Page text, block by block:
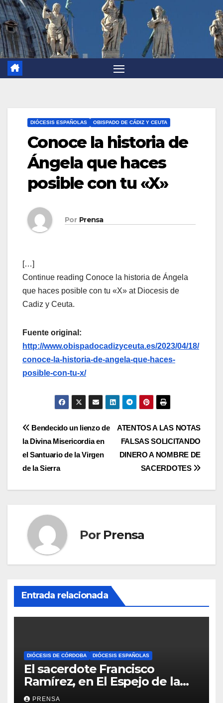
DIÓCESIS ESPAÑOLAS OBISPADO DE CÁDIZ Y CEUTA
Conoce la historia de
Ángela que haces
posible con tu «X»
Por Prensa
[…]
Continue reading Conoce la historia de Ángela
que haces posible con tu «X» at Diocesis de
Cadiz y Ceuta.
Fuente original:
http://www.obispadocadizyceuta.es/2023/04/18/
conoce-la-historia-de-angela-que-haces-
posible-con-tu-x/
Navegación
de
entradas
ATENTOS A LAS NOTAS
FALSAS SOLICITANDO
DINERO A NOMBRE DE
SACERDOTES
Bendecido un lienzo de
la Divina Misericordia en
el Santuario de la Virgen
de la Sierra
Por Prensa
Entrada relacionada
DIÓCESIS DE CÓRDOBA DIÓCESIS ESPAÑOLAS
El sacerdote Francisco
Ramírez, en El Espejo de la
Iglesia
PRENSA